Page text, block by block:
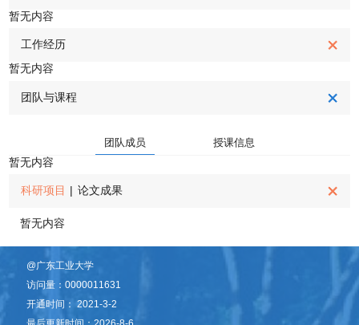
暂无内容
工作经历
暂无内容
团队与课程
团队成员 授课信息
暂无内容
科研项目 | 论文成果
暂无内容
@广东工业大学
访问量：0000011631
开通时间：2021-3-2